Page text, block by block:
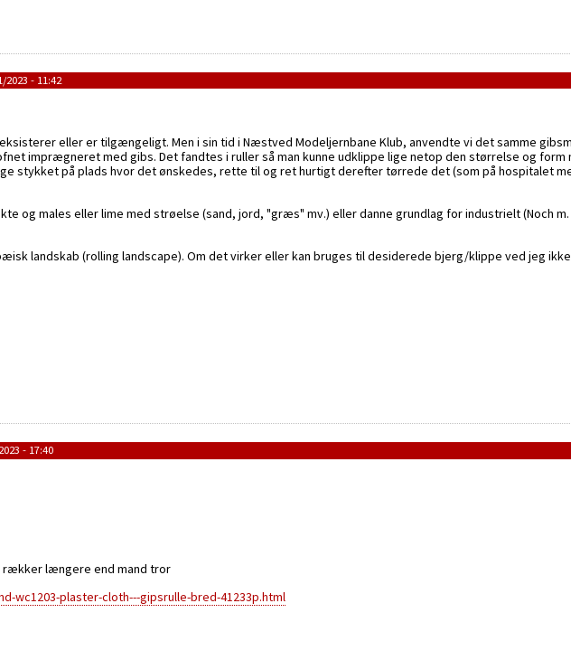
2023 - 11:42
eller er tilgængeligt. Men i sin tid i Næstved Modeljernbane Klub, anvendte vi det samme
imprægneret med gibs. Det fandtes i ruller så man kunne udklippe lige netop den størrelse og form
stykket på plads hvor det ønskedes, rette til og ret hurtigt derefter tørrede det (som på hospitalet
og males eller lime med strøelse (sand, jord, "græs" mv.) eller danne grundlag for industrielt (Noch
landskab (rolling landscape). Om det virker eller kan bruges til desiderede bjerg/klippe ved jeg
- 17:40
rækker længere end mand tror
wc1203-plaster-cloth---gipsrulle-bred-41233p.html